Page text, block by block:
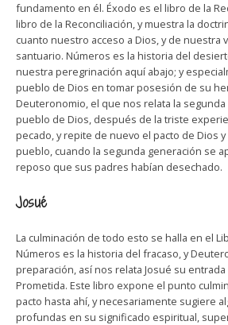
fundamento en él. Éxodo es el libro de la
libro de la Reconciliación, y muestra la
cuanto nuestro acceso a Dios, y de nuestra
santuario. Números es la historia del
nuestra peregrinación aquí abajo; y
pueblo de Dios en tomar posesión de su
Deuteronomio, el que nos relata la
pueblo de Dios, después de la triste
pecado, y repite de nuevo el pacto de Dios
pueblo, cuando la segunda generación se
reposo que sus padres habían desechado.
Josué
La culminación de todo esto se halla en el
Números es la historia del fracaso, y
preparación, así nos relata Josué su
Prometida. Este libro expone el punto
pacto hasta ahí, y necesariamente sugiere
profundas en su significado espiritual,